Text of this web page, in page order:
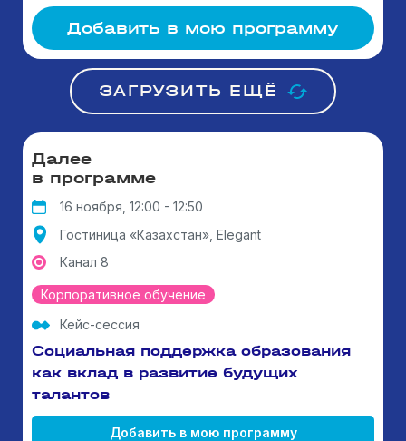
Далее
в программе
16 ноября, 12:00 - 12:50
Гостиница «Казахстан», Elegant
Канал 8
Корпоративное обучение
Кейс-сессия
Социальная поддержка образования
как вклад в развитие будущих
талантов
Добавить в мою программу
Добавить в мою программу
ЗАГРУЗИТЬ ЕЩЁ